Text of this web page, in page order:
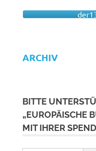
ARCHIV
BITTE
„EUROPÄISCHE
MIT IHRER